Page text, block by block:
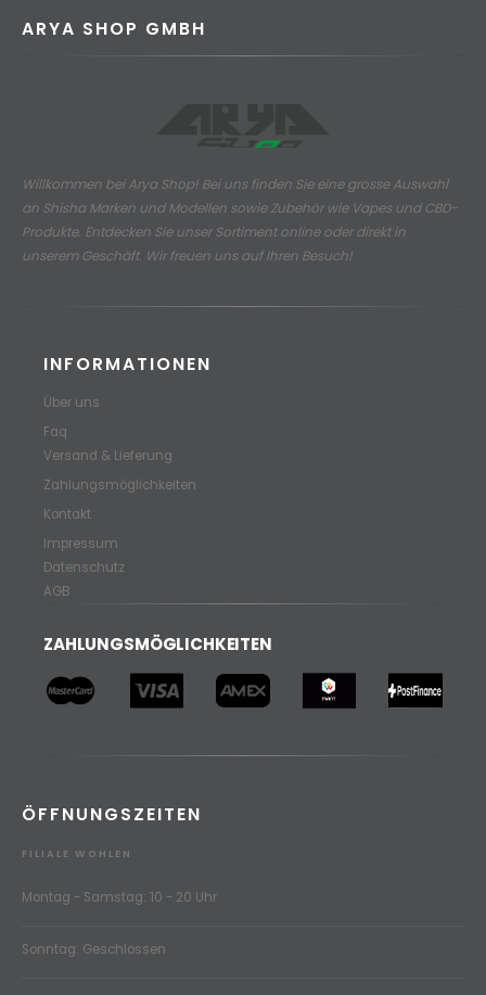
ARYA SHOP GMBH
Willkommen bei Arya Shop! Bei uns finden Sie eine grosse Auswahl
an Shisha Marken und Modellen sowie Zubehör wie Vapes und CBD-
Produkte. Entdecken Sie unser Sortiment online oder direkt in
unserem Geschäft. Wir freuen uns auf Ihren Besuch!
INFORMATIONEN
Über uns
Faq
Versand & Lieferung
Zahlungsmöglichkeiten
Kontakt
Impressum
Datenschutz
AGB
ZAHLUNGSMÖGLICHKEITEN
ÖFFNUNGSZEITEN
FILIALE WOHLEN
Montag - Samstag: 10 - 20 Uhr
Sonntag: Geschlossen